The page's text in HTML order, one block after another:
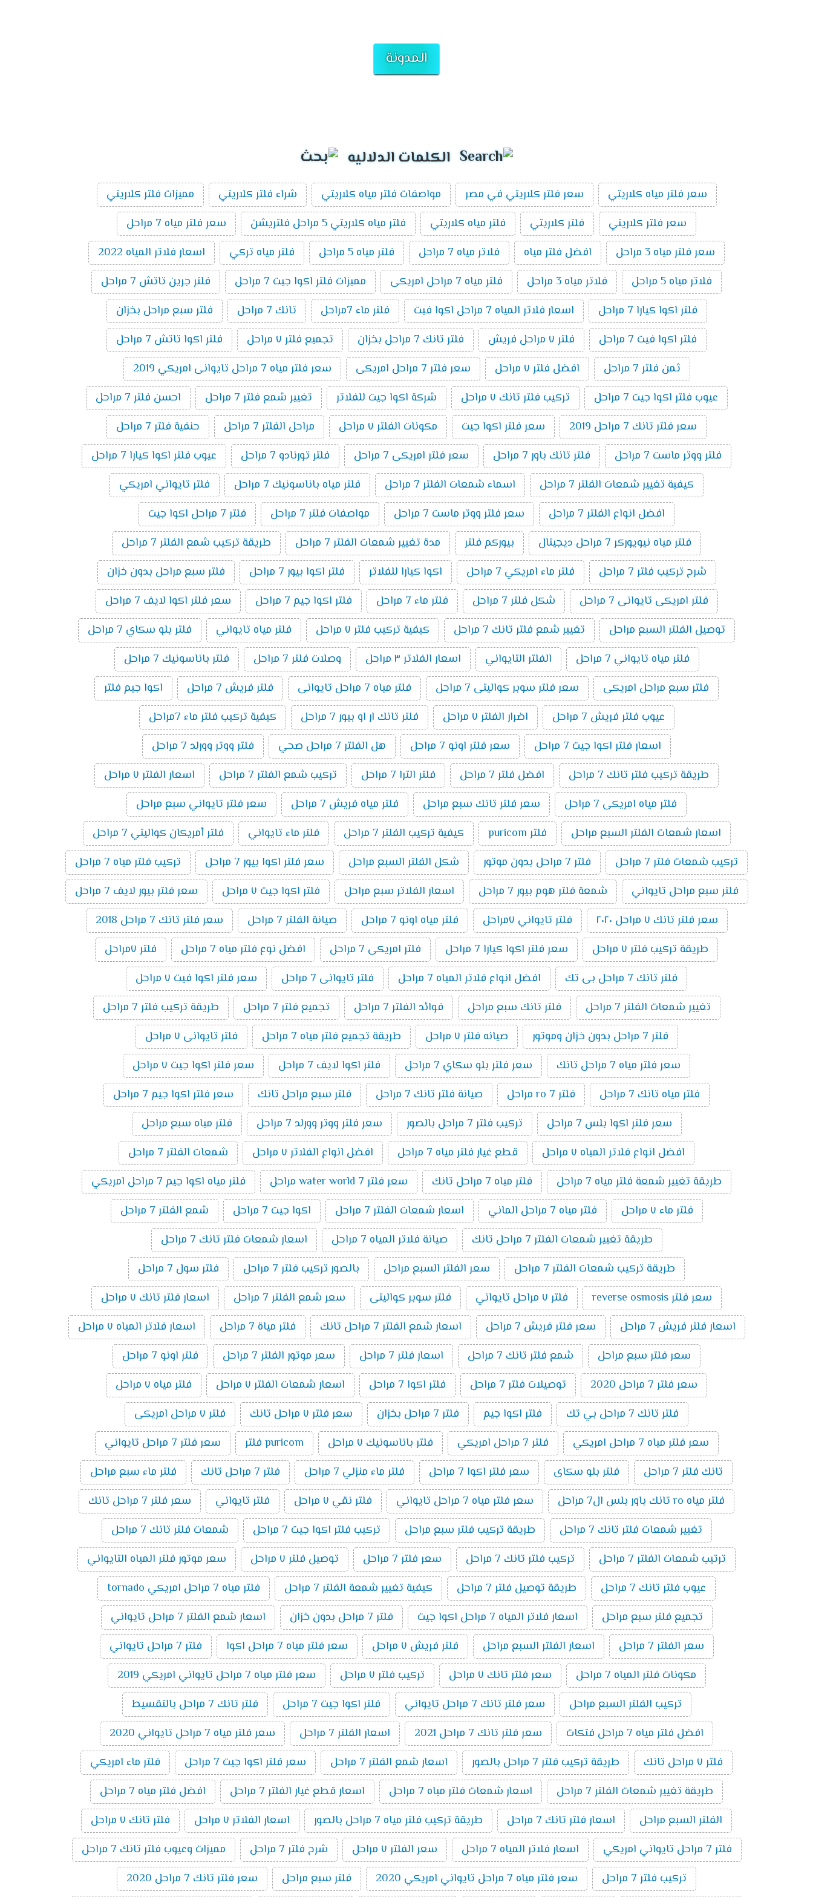
المدونة
الكلمات الدلاليه
سعر فلتر مياه كلاريتي سعر فلتر كلاريتي في مصر مواصفات فلتر مياه كلاريتي شراء فلتر كلاريتي
مميزات فلتر كلاريتي
سعر فلتر كلاريتي
فلتر كلاريتي فلتر مياه كلاريتي فلتر مياه كلاريتي 5 مراحل فلتريشن
سعر فلتر مياه 7 مراحل
سعر فلتر مياه 3 مراحل
افضل فلتر مياه فلاتر مياه 7 مراحل فلتر مياه 5 مراحل فلتر مياه تركي
اسعار فلاتر المياه 2022
فلاتر مياه 5 مراحل
فلاتر مياه 3 مراحل فلتر مياه 7 مراحل امريكى مميزات فلتر اكوا جيت 7 مراحل
فلتر جرين تاتش 7 مراحل
فلتر اكوا كيارا 7 مراحل
اسعار فلاتر المياه 7 مراحل اكوا فيت فلتر ماء 7مراحل تانك 7 مراحل
فلتر سبع مراحل بخزان
فلتر اكوا فيت 7 مراحل
فلتر ٧ مراحل فريش فلتر تانك 7 مراحل بخزان تجميع فلتر ٧ مراحل
فلتر اكوا تاتش 7 مراحل
ثمن فلتر 7 مراحل
افضل فلتر ٧ مراحل سعر فلتر 7 مراحل امريكى
سعر فلتر مياه 7 مراحل تايوانى امريكي 2019
عيوب فلتر اكوا جيت 7 مراحل
تركيب فلتر تانك ٧ مراحل شركة اكوا جيت للفلاتر تغيير شمع فلتر 7 مراحل
احسن فلتر 7 مراحل
سعر فلتر تانك 7 مراحل 2019
سعر فلتر اكوا جيت مكونات الفلتر ٧ مراحل مراحل الفلتر 7 مراحل
حنفية فلتر 7 مراحل
فلتر ووتر ماست 7 مراحل
فلتر تانك باور 7 مراحل سعر فلتر امريكى 7 مراحل فلتر تورنادو 7 مراحل
عيوب فلتر اكوا كيارا 7 مراحل
كيفية تغيير شمعات الفلتر 7 مراحل
اسماء شمعات الفلتر 7 مراحل فلتر مياه باناسونيك 7 مراحل
فلتر تايواني امريكي
افضل انواع الفلتر 7 مراحل
سعر فلتر ووتر ماست 7 مراحل مواصفات فلتر 7 مراحل
فلتر 7 مراحل اكوا جيت
فلتر مياه نيويوركر 7 مراحل ديجيتال
بيوركم فلتر مدة تغيير شمعات الفلتر 7 مراحل
طريقة تركيب شمع الفلتر 7 مراحل
شرح تركيب فلتر 7 مراحل
فلتر ماء امريكي 7 مراحل اكوا كيارا للفلاتر فلتر اكوا بيور 7 مراحل
فلتر سبع مراحل بدون خزان
فلتر امريكى تايوانى 7 مراحل
شكل فلتر 7 مراحل فلتر ماء 7 مراحل فلتر اكوا جيم 7 مراحل
سعر فلتر اكوا لايف 7 مراحل
توصيل الفلتر السبع مراحل
تغيير شمع فلتر تانك 7 مراحل كيفية تركيب فلتر ٧ مراحل فلتر مياه تايواني
فلتر بلو سكاي 7 مراحل
فلتر مياه تايواني 7 مراحل
الفلتر التايواني اسعار الفلاتر ٣ مراحل وصلات فلتر 7 مراحل
فلتر باناسونيك 7 مراحل
فلتر سبع مراحل امريكى
سعر فلتر سوبر كواليتى 7 مراحل فلتر مياه 7 مراحل تايوانى فلتر فريش 7 مراحل
اكوا جيم فلتر
عيوب فلتر فريش 7 مراحل
اضرار الفلتر ٧ مراحل فلتر تانك ار او بيور 7 مراحل
كيفية تركيب فلتر ماء 7مراحل
اسعار فلتر اكوا جيت 7 مراحل
سعر فلتر اونو 7 مراحل هل الفلتر 7 مراحل صحي
فلتر ووتر وورلد 7 مراحل
طريقة تركيب فلتر تانك 7 مراحل
افضل فلتر 7 مراحل فلتر الترا 7 مراحل تركيب شمع الفلتر 7 مراحل
اسعار الفلتر ٧ مراحل
فلتر مياه امريكى 7 مراحل
سعر فلتر تانك سبع مراحل فلتر مياه فريش 7 مراحل
سعر فلتر تايواني سبع مراحل
اسعار شمعات الفلتر السبع مراحل
فلتر puricom كيفية تركيب الفلتر 7 مراحل فلتر ماء تايواني
فلتر أمريكان كواليتي 7 مراحل
تركيب شمعات فلتر 7 مراحل
فلتر 7 مراحل بدون موتور شكل الفلتر السبع مراحل سعر فلتر اكوا بيور 7 مراحل
تركيب فلتر مياه 7 مراحل
فلتر سبع مراحل تايواني
شمعة فلتر هوم بيور 7 مراحل اسعار الفلاتر سبع مراحل فلتر اكوا جيت ٧ مراحل
سعر فلتر بيور لايف 7 مراحل
سعر فلتر تانك ٧ مراحل ٢٠٢٠
فلتر تايواني ٧مراحل فلتر مياه اونو 7 مراحل صيانة الفلتر 7 مراحل
سعر فلتر تانك 7 مراحل 2018
طريقة تركيب فلتر ٧ مراحل
سعر فلتر اكوا كيارا 7 مراحل فلتر امريكى 7 مراحل افضل نوع فلتر مياه 7 مراحل
فلتر ٧مراحل
فلتر تانك 7 مراحل بى تك
افضل انواع فلاتر المياه 7 مراحل فلتر تايوانى 7 مراحل
سعر فلتر اكوا فيت ٧ مراحل
تغيير شمعات الفلتر 7 مراحل
فلتر تانك سبع مراحل فوائد الفلتر 7 مراحل تجميع فلتر 7 مراحل
طريقة تركيب فلتر 7 مراحل
فلتر 7 مراحل بدون خزان وموتور
صيانه فلتر ٧ مراحل طريقة تجميع فلتر مياه 7 مراحل
فلتر تايوانى ٧ مراحل
سعر فلتر مياه 7 مراحل تانك
سعر فلتر بلو سكاي 7 مراحل فلتر اكوا لايف 7 مراحل
سعر فلتر اكوا جيت ٧ مراحل
فلتر مياه تانك 7 مراحل
فلتر ro 7 مراحل صيانة فلتر تانك 7 مراحل فلتر سبع مراحل تانك
سعر فلتر اكوا جيم 7 مراحل
سعر فلتر اكوا بلس 7 مراحل
تركيب فلتر 7 مراحل بالصور سعر فلتر ووتر وورلد 7 مراحل
فلتر مياه سبع مراحل
افضل انواع فلاتر المياه ٧ مراحل
قطع غيار فلتر مياه 7 مراحل افضل انواع الفلاتر ٧ مراحل
شمعات الفلتر 7 مراحل
طريقة تغيير شمعة فلتر مياه 7 مراحل
فلتر مياه 7 مراحل تانك سعر فلتر water world 7 مراحل
فلتر مياه اكوا جيم 7 مراحل امريكي
فلتر ماء ٧ مراحل
فلتر مياه 7 مراحل الماني اسعار شمعات الفلتر 7 مراحل اكوا جيت 7 مراحل
شمع الفلتر 7 مراحل
طريقة تغيير شمعات الفلتر 7 مراحل تانك
صيانة فلاتر المياه 7 مراحل
اسعار شمعات فلتر تانك 7 مراحل
طريقة تركيب شمعات الفلتر 7 مراحل
سعر الفلتر السبع مراحل بالصور تركيب فلتر 7 مراحل
فلتر سول 7 مراحل
سعر فلتر reverse osmosis
فلتر ٧ مراحل تايواني فلتر سوبر كواليتى سعر شمع الفلتر 7 مراحل
اسعار فلتر تانك ٧ مراحل
اسعار فلتر فريش 7 مراحل
سعر فلتر فريش 7 مراحل اسعار شمع الفلتر 7 مراحل تانك فلتر مياة 7 مراحل
اسعار فلاتر المياه ٧ مراحل
سعر فلتر سبع مراحل
شمع فلتر تانك 7 مراحل اسعار فلتر 7 مراحل سعر موتور الفلتر 7 مراحل
فلتر اونو 7 مراحل
سعر فلتر 7 مراحل 2020
توصيلات فلتر 7 مراحل فلتر اكوا 7 مراحل اسعار شمعات الفلتر ٧ مراحل
فلتر مياه ٧ مراحل
فلتر تانك 7 مراحل بي تك
فلتر اكوا جيم فلتر 7 مراحل بخزان سعر فلتر ٧ مراحل تانك
فلتر ٧ مراحل امريكى
سعر فلتر مياه 7 مراحل امريكي
فلتر 7 مراحل امريكي فلتر باناسونيك ٧ مراحل puricom فلتر
سعر فلتر 7 مراحل تايواني
تانك فلتر 7 مراحل
فلتر بلو سكاى سعر فلتر اكوا 7 مراحل فلتر ماء منزلي 7 مراحل فلتر 7 مراحل تانك
فلتر ماء سبع مراحل
فلتر مياه ro تانك باور بلس ال7 مراحل
سعر فلتر مياه 7 مراحل تايواني فلتر نقي ٧ مراحل فلتر تايواني
سعر فلتر 7 مراحل تانك
تغيير شمعات فلتر تانك 7 مراحل
طريقة تركيب فلتر سبع مراحل تركيب فلتر اكوا جيت 7 مراحل
شمعات فلتر تانك 7 مراحل
ترتيب شمعات الفلتر 7 مراحل
تركيب فلتر تانك 7 مراحل سعر فلتر 7 مراحل توصيل فلتر ٧ مراحل
سعر موتور فلتر المياه التايواني
عيوب فلتر تانك 7 مراحل
طريقة توصيل فلتر 7 مراحل كيفية تغيير شمعة الفلتر 7 مراحل
فلتر مياه 7 مراحل امريكي tornado
تجميع فلتر سبع مراحل
اسعار فلاتر المياه 7 مراحل اكوا جيت فلتر 7 مراحل بدون خزان
اسعار شمع الفلتر 7 مراحل تايواني
سعر الفلتر 7 مراحل
اسعار الفلتر السبع مراحل فلتر فريش ٧ مراحل سعر فلتر مياه 7 مراحل اكوا
فلتر 7 مراحل تايواني
مكونات فلتر المياه 7 مراحل
سعر فلتر تانك ٧ مراحل تركيب فلتر ٧ مراحل
سعر فلتر مياه 7 مراحل تايواني امريكي 2019
تركيب الفلتر السبع مراحل
سعر فلتر تانك 7 مراحل تايواني فلتر اكوا جيت 7 مراحل
فلتر تانك 7 مراحل بالتقسيط
افضل فلتر مياه 7 مراحل فتكات
سعر فلتر تانك 7 مراحل 2021 اسعار الفلتر 7 مراحل
سعر فلتر مياه 7 مراحل تايواني 2020
فلتر ٧ مراحل تانك
طريقة تركيب فلتر 7 مراحل بالصور اسعار شمع الفلتر 7 مراحل سعر فلتر اكوا جيت 7 مراحل
فلتر ماء امريكي
طريقة تغيير شمعات الفلتر 7 مراحل
اسعار شمعات فلتر مياه 7 مراحل اسعار قطع غيار الفلتر 7 مراحل
افضل فلتر مياه 7 مراحل
الفلتر السبع مراحل
اسعار فلتر تانك 7 مراحل طريقة تركيب فلتر مياه 7 مراحل بالصور اسعار الفلاتر ٧ مراحل
فلتر تانك ٧ مراحل
فلتر 7 مراحل تايواني امريكي
اسعار فلاتر المياه 7 مراحل سعر الفلتر ٧ مراحل شرح فلتر 7 مراحل
مميزات وعيوب فلتر تانك 7 مراحل
تركيب فلتر 7 مراحل
سعر فلتر مياه 7 مراحل تايواني امريكي 2020 فلتر سبع مراحل سعر فلتر تانك 7 مراحل 2020